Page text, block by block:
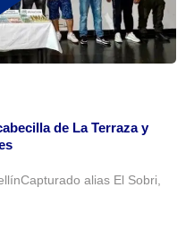
de La Terraza y
alias El Sobri,